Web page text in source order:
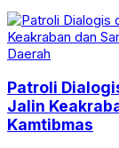
Daerah
Patroli
Jalin
Kamtibmas